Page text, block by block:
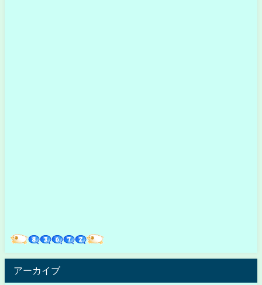
アーカイブ